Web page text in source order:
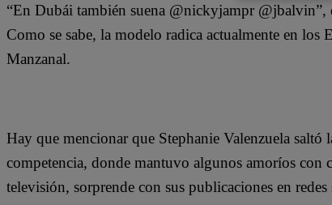
“En Dubái también suena @nickyjampr
Como se sabe, la modelo radica actualmente en
Manzanal.
Hay que mencionar que Stephanie Valenzuela saltó
competencia, donde mantuvo algunos amoríos con
televisión, sorprende con sus publicaciones en